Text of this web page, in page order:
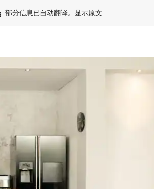
部分信息已自动翻译。 显示原文